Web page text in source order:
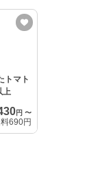
トマト
上
円 〜
690円